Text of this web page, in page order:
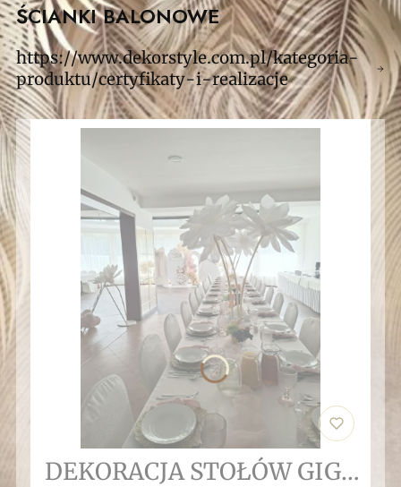
ŚCIANKI BALONOWE
https://www.dekorstyle.com.pl/kategoria-
produktu/certyfikaty-i-realizacje
DEKORACJA STOŁÓW GIGA